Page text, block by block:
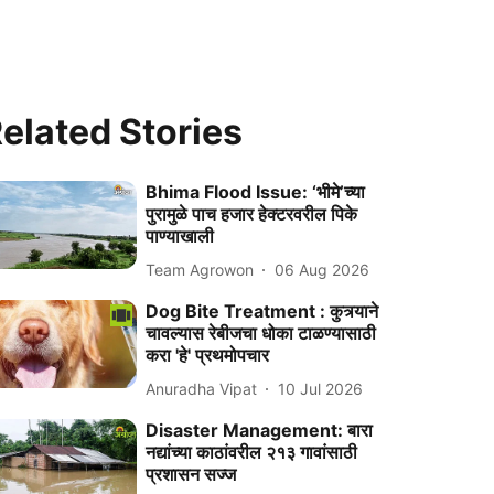
Stories
Bhima Flood Issue: ‘भीमे’च्या
पुरामुळे पाच हजार हेक्टरवरील पिके
पाण्याखाली
Team Agrowon 06 Aug 2026
Dog Bite Treatment : कुत्र्याने
चावल्यास रेबीजचा धोका टाळण्यासाठी
करा 'हे' प्रथमोपचार
Anuradha Vipat 10 Jul 2026
Disaster Management: बारा
नद्यांच्या काठांवरील २१३ गावांसाठी
प्रशासन सज्ज